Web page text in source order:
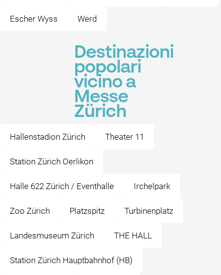
Escher Wyss Werd
Destinazioni
popolari
vicino a
Messe
Zürich
Hallenstadion Zürich Theater 11
Station Zürich Oerlikon
Halle 622 Zürich / Eventhalle Irchelpark
Zoo Zürich Platzspitz Turbinenplatz
Landesmuseum Zürich THE HALL
Station Zürich Hauptbahnhof (HB)